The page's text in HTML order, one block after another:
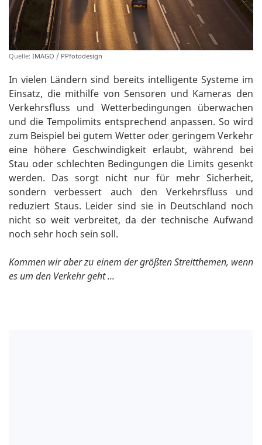
Quelle: IMAGO / PPfotodesign
In vielen Ländern sind bereits intelligente Systeme im
Einsatz, die mithilfe von Sensoren und Kameras den
Verkehrsfluss und Wetterbedingungen überwachen
und die Tempolimits entsprechend anpassen. So wird
zum Beispiel bei gutem Wetter oder geringem Verkehr
eine höhere Geschwindigkeit erlaubt, während bei
Stau oder schlechten Bedingungen die Limits gesenkt
werden. Das sorgt nicht nur für mehr Sicherheit,
sondern verbessert auch den Verkehrsfluss und
reduziert Staus. Leider sind sie in Deutschland noch
nicht so weit verbreitet, da der technische Aufwand
noch sehr hoch sein soll.
Kommen wir aber zu einem der größten Streitthemen, wenn
es um den Verkehr geht ...